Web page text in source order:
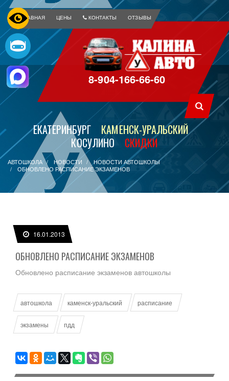
ГЛАВНАЯ ЦЕНЫ КОНТАКТЫ ОТЗЫВЫ
8-904-166-66-60
ЕКАТЕРИНБУРГ
КАМЕНСК-УРАЛЬСКИЙ
КОСУЛИНО
СКИДКИ
АВТОШКОЛА НОВОСТИ
НОВОСТИ АВТОШКОЛЫ
ОБНОВЛЕНО РАСПИСАНИЕ ЭКЗАМЕНОВ
16.01.2013
ОБНОВЛЕНО РАСПИСАНИЕ ЭКЗАМЕНОВ
Обновлено расписание экзаменов автошколы
автошкола каменск-уральский расписание
экзамены пдд